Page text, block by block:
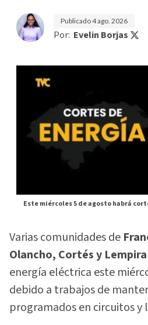
Publicado4 ago. 2026
Por: Evelin Borjas
Este miércoles 5 de agosto habrá
Varias comunidades de
Olancho, Cortés y Lempira
energía eléctrica este
debido a trabajos de
programados en circuitos y